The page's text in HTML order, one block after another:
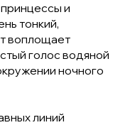
и
тонкий,
воплощает
голос водяной
ночного
линий